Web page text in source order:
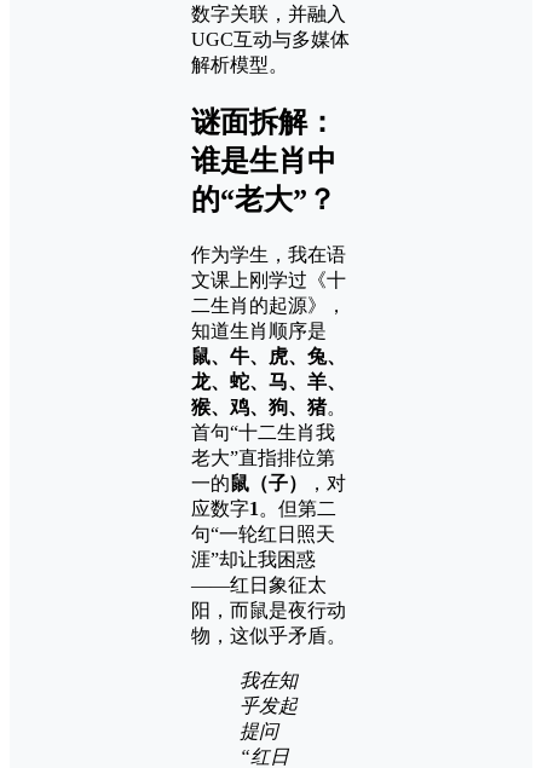
数字关联，并融入
UGC互动与多媒体
解析模型。
谜面拆解：
谁是生肖中
的“老大”？
作为学生，我在语
文课上刚学过《十
二生肖的起源》，
知道生肖顺序是
鼠、牛、虎、兔、
龙、蛇、马、羊、
猴、鸡、狗、猪。
首句“十二生肖我
老大”直指排位第
一的鼠（子）
，对
应数字1 。但第二
句“一轮红日照天
涯”却让我困惑
——红日象征太
阳，而鼠是夜行动
物，这似乎矛盾。
我在知
乎发起
提问
“红日